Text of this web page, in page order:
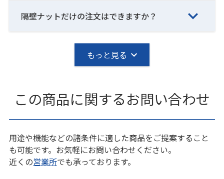
隔壁ナットだけの注文はできますか？
もっと見る
この商品に関するお問い合わせ
用途や機能などの諸条件に適した商品をご提案すること
も可能です。お気軽にお問い合わせください。
近くの営業所でも承っております。